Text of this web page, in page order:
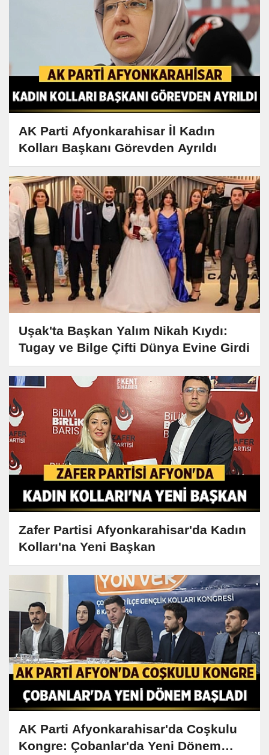
AK Parti Afyonkarahisar İl Kadın
Kolları Başkanı Görevden Ayrıldı
Uşak'ta Başkan Yalım Nikah Kıydı:
Tugay ve Bilge Çifti Dünya Evine Girdi
Zafer Partisi Afyonkarahisar'da Kadın
Kolları'na Yeni Başkan
AK Parti Afyonkarahisar'da Coşkulu
Kongre: Çobanlar'da Yeni Dönem